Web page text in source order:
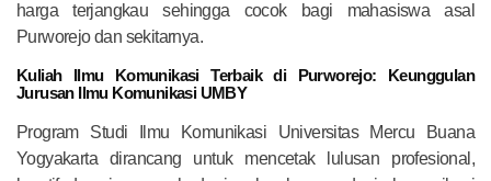
harga terjangkau sehingga cocok bagi mahasiswa asal
Purworejo dan sekitarnya.
Kuliah Ilmu Komunikasi Terbaik di Purworejo: Keunggulan
Jurusan Ilmu Komunikasi UMBY
Program Studi Ilmu Komunikasi Universitas Mercu Buana
Yogyakarta dirancang untuk mencetak lulusan profesional,